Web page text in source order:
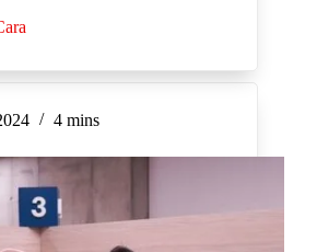
4 mins